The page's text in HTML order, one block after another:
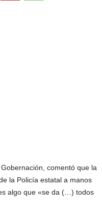
Gobernación, comentó que la
la Policía estatal a manos
algo que «se da (…) todos